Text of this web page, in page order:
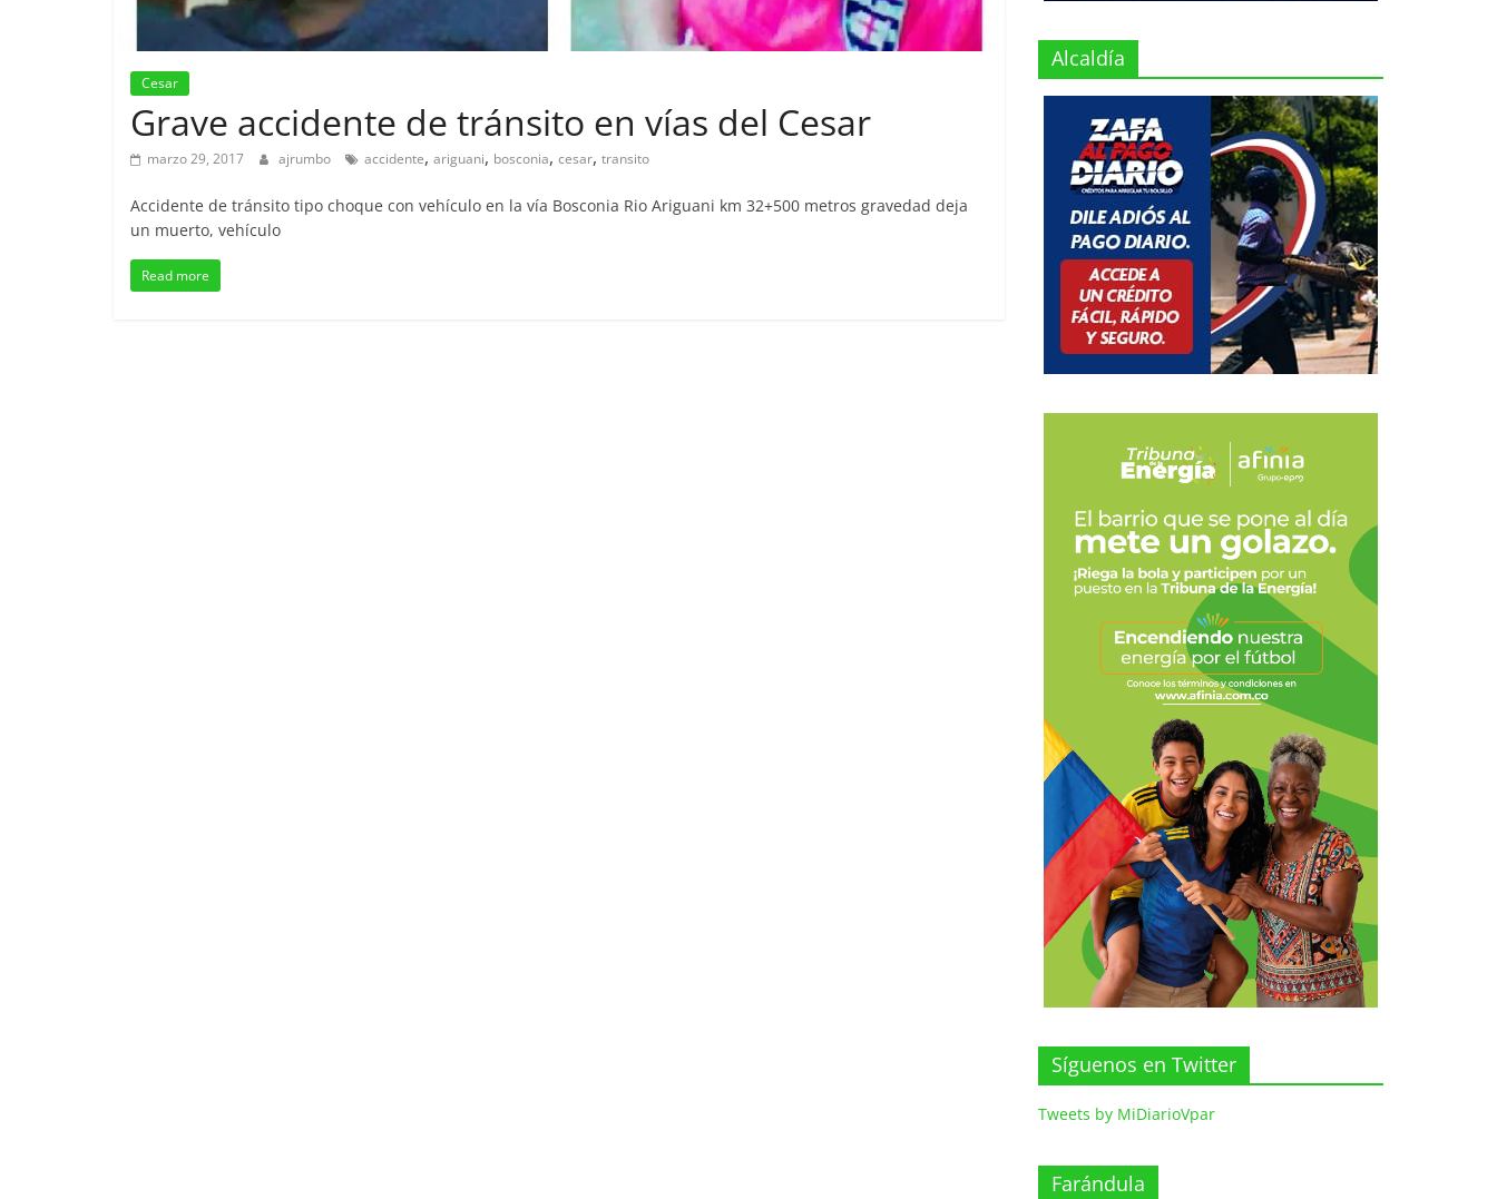
Cesar
Grave accidente de tránsito en vías del Cesar
marzo 29, 2017 ajrumbo accidente, ariguani, bosconia, cesar, transito
Accidente de tránsito tipo choque con vehículo en la vía Bosconia Rio Ariguani km 32+500 metros gravedad deja
un muerto, vehículo
Read more
Alcaldía
Síguenos en Twitter
Tweets by MiDiarioVpar
Farándula